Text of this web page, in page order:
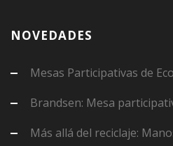
NOVEDADES
Mesas Participativas de
Brandsen: Mesa
Más allá del reciclaje: